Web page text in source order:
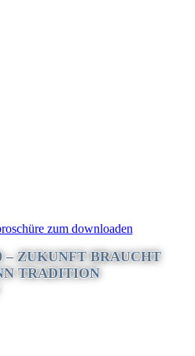
zum downloaden
– ZUKUNFT BRAUCHT
TRADITION